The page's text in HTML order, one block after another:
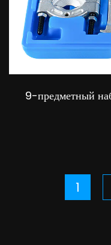
9-предметный
1